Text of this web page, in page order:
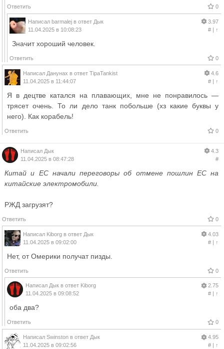
Ответить 0
Написал barmalej в ответ Дык
11.04.2025 в 10:08:23
3.97
#| ↑
Значит хороший человек.
Ответить 0
Написал Данунах в ответ TipaTankist
11.04.2025 в 11:44:07
4.6
#| ↑
Я в децтве катался на плавающих, мне не понравилось —
трясет очень. То ли дело танк побольше (хз какие буквы у
него). Как корабель!
Ответить 0
Написал Дык
11.04.2025 в 08:47:28
4.3
#
Китай и ЕС начали переговоры об отмене пошлин ЕС на
китайские электромобили.
РЖД загрузят?
Ответить 0
Написал Kiborg в ответ Дык
11.04.2025 в 09:02:00
4.03
#| ↑
Нет, от Омерики получат пизды.
Ответить 0
Написал Дык в ответ Kiborg
11.04.2025 в 09:08:52
2.75
#| ↑
оба два?
Ответить 0
Написал Swinston в ответ Дык
11.04.2025 в 09:02:56
4.95
#| ↑